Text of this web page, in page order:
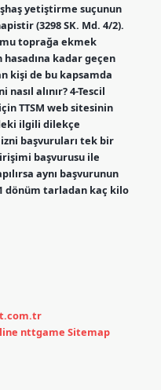
yetiştirme suçunun
(3298 SK. Md. 4/2).
toprağa ekmek
kadar geçen
kişi de bu kapsamda
alınır? 4-Tescil
TTSM web sitesinin
ilgili dilekçe
başvuruları tek bir
başvurusu ile
aynı başvurunun
dönüm tarladan kaç kilo
nttgame Sitemap